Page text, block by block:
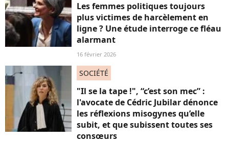
Les femmes politiques toujours
plus victimes de harcèlement en
ligne ? Une étude interroge ce fléau
alarmant
16 février 2026
SOCIÉTÉ
"Il se la tape !", “c’est son mec” :
l'avocate de Cédric Jubilar dénonce
les réflexions misogynes qu’elle
subit, et que subissent toutes ses
consœurs